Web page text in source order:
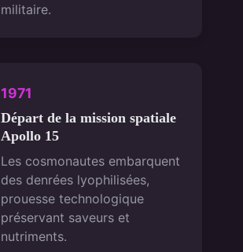
militaire.
1971
Départ de la mission spatiale
Apollo 15
Les cosmonautes embarquent
des denrées lyophilisées,
prouesse technologique
préservant saveurs et
nutriments.